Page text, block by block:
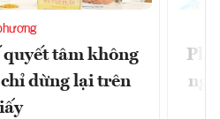
tâm không
chỉ dừng lại trên